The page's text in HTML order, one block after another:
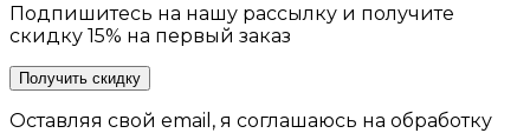
Подпишитесь на нашу рассылку и получите
скидку 15% на первый заказ
Получить скидку
Оставляя свой email, я соглашаюсь на обработку